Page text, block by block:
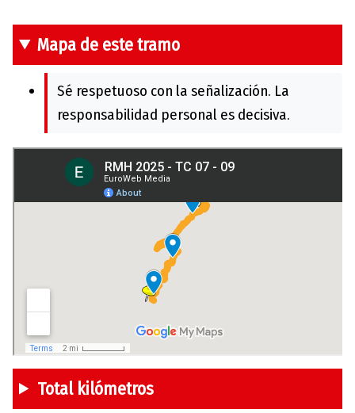
Mapa de este tramo
Sé respetuoso con la señalización. La
responsabilidad personal es decisiva.
Total kilómetros